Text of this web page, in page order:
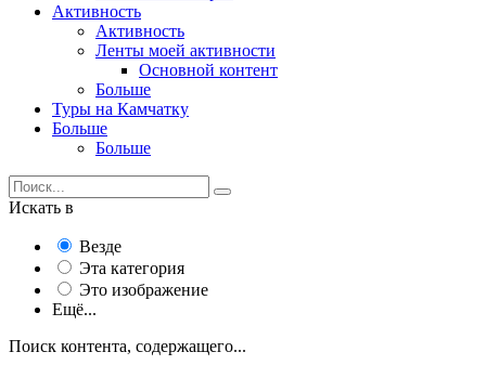
Активность
Активность
Ленты моей активности
Основной контент
Больше
Туры на Камчатку
Больше
Больше
Искать в
Везде
Эта категория
Это изображение
Ещё...
Поиск контента, содержащего...